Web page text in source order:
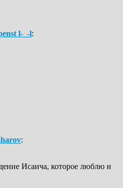
l-_-l:
:
Исаича, которое люблю и